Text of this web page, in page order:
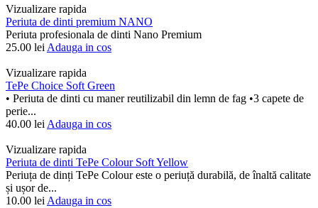
Vizualizare rapida
Periuta de dinti premium NANO
Periuta profesionala de dinti Nano Premium
25.00 lei Adauga in cos
Vizualizare rapida
TePe Choice Soft Green
• Periuta de dinti cu maner reutilizabil din lemn de fag •3 capete de
perie...
40.00 lei Adauga in cos
Vizualizare rapida
Periuta de dinti TePe Colour Soft Yellow
Periuța de dinți TePe Colour este o periuță durabilă, de înaltă calitate
și ușor de...
10.00 lei Adauga in cos